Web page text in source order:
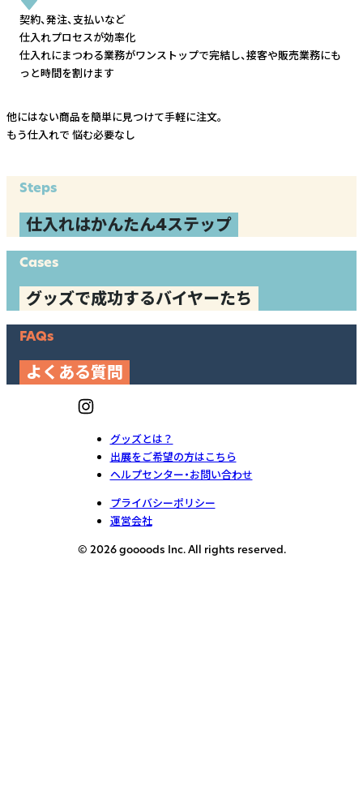
契約、発注、支払いなど
仕入れプロセスが効率化
仕入れにまつわる業務がワンストップで完結し、接客や販売業務にも
っと時間を割けます
他にはない商品を簡単に見つけて手軽に注文。
もう仕入れで 悩む必要なし
Steps
仕入れはかんたん4ステップ
Cases
グッズで成功するバイヤーたち
FAQs
よくある質問
グッズとは？
出展をご希望の方はこちら
ヘルプセンター・お問い合わせ
プライバシーポリシー
運営会社
© 2026 goooods Inc. All rights reserved.